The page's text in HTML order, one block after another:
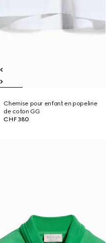
Chemise pour enfant en popeline
de coton GG
CHF 380